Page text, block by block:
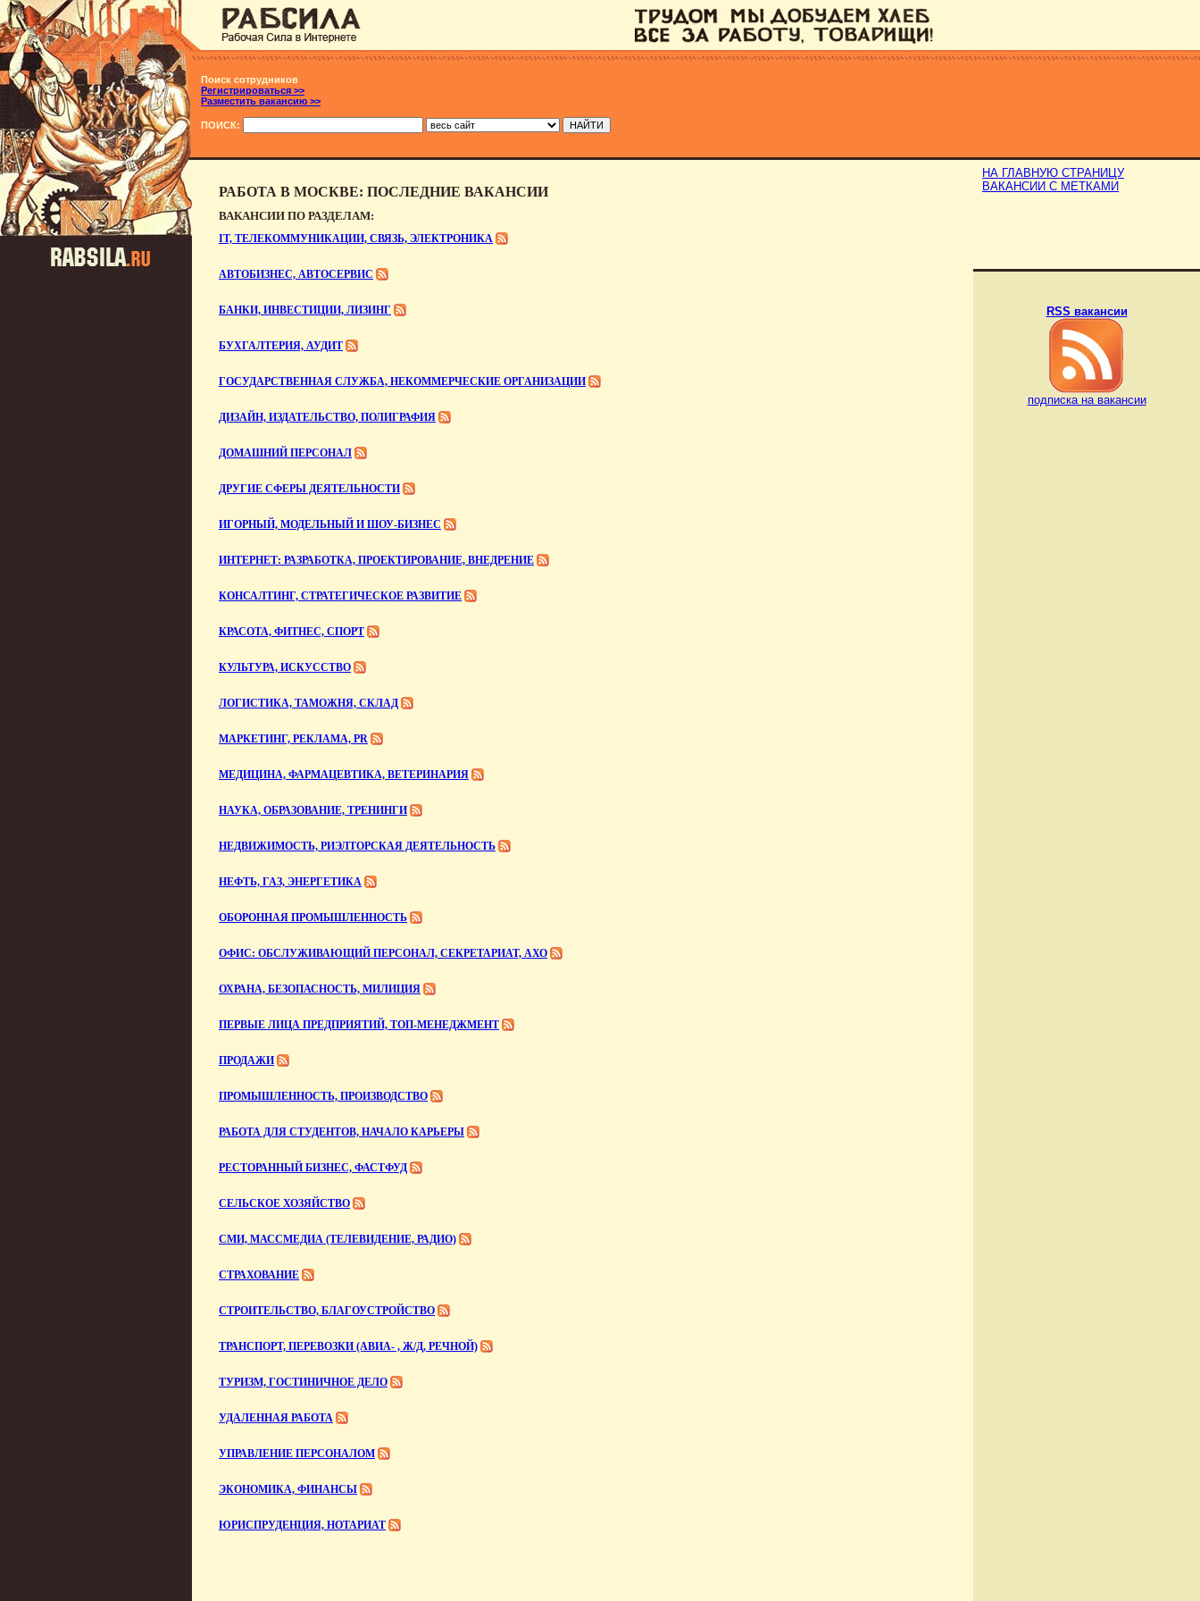
Поиск сотрудников
Регистрироваться >>
Разместить вакансию >>
ПОИСК:
РАБОТА В МОСКВЕ: ПОСЛЕДНИЕ ВАКАНСИИ
ВАКАНСИИ ПО РАЗДЕЛАМ:
IT, ТЕЛЕКОММУНИКАЦИИ, СВЯЗЬ, ЭЛЕКТРОНИКА
АВТОБИЗНЕС, АВТОСЕРВИС
БАНКИ, ИНВЕСТИЦИИ, ЛИЗИНГ
БУХГАЛТЕРИЯ, АУДИТ
ГОСУДАРСТВЕННАЯ СЛУЖБА, НЕКОММЕРЧЕСКИЕ ОРГАНИЗАЦИИ
ДИЗАЙН, ИЗДАТЕЛЬСТВО, ПОЛИГРАФИЯ
ДОМАШНИЙ ПЕРСОНАЛ
ДРУГИЕ СФЕРЫ ДЕЯТЕЛЬНОСТИ
ИГОРНЫЙ, МОДЕЛЬНЫЙ И ШОУ-БИЗНЕС
ИНТЕРНЕТ: РАЗРАБОТКА, ПРОЕКТИРОВАНИЕ, ВНЕДРЕНИЕ
КОНСАЛТИНГ, СТРАТЕГИЧЕСКОЕ РАЗВИТИЕ
КРАСОТА, ФИТНЕС, СПОРТ
КУЛЬТУРА, ИСКУССТВО
ЛОГИСТИКА, ТАМОЖНЯ, СКЛАД
МАРКЕТИНГ, РЕКЛАМА, PR
МЕДИЦИНА, ФАРМАЦЕВТИКА, ВЕТЕРИНАРИЯ
НАУКА, ОБРАЗОВАНИЕ, ТРЕНИНГИ
НЕДВИЖИМОСТЬ, РИЭЛТОРСКАЯ ДЕЯТЕЛЬНОСТЬ
НЕФТЬ, ГАЗ, ЭНЕРГЕТИКА
ОБОРОННАЯ ПРОМЫШЛЕННОСТЬ
ОФИС: ОБСЛУЖИВАЮЩИЙ ПЕРСОНАЛ, СЕКРЕТАРИАТ, АХО
ОХРАНА, БЕЗОПАСНОСТЬ, МИЛИЦИЯ
ПЕРВЫЕ ЛИЦА ПРЕДПРИЯТИЙ, ТОП-МЕНЕДЖМЕНТ
ПРОДАЖИ
ПРОМЫШЛЕННОСТЬ, ПРОИЗВОДСТВО
РАБОТА ДЛЯ СТУДЕНТОВ, НАЧАЛО КАРЬЕРЫ
РЕСТОРАННЫЙ БИЗНЕС, ФАСТФУД
СЕЛЬСКОЕ ХОЗЯЙСТВО
СМИ, МАССМЕДИА (ТЕЛЕВИДЕНИЕ, РАДИО)
СТРАХОВАНИЕ
СТРОИТЕЛЬСТВО, БЛАГОУСТРОЙСТВО
ТРАНСПОРТ, ПЕРЕВОЗКИ (АВИА- , Ж/Д, РЕЧНОЙ)
ТУРИЗМ, ГОСТИНИЧНОЕ ДЕЛО
УДАЛЕННАЯ РАБОТА
УПРАВЛЕНИЕ ПЕРСОНАЛОМ
ЭКОНОМИКА, ФИНАНСЫ
ЮРИСПРУДЕНЦИЯ, НОТАРИАТ
НА ГЛАВНУЮ СТРАНИЦУ
ВАКАНСИИ С МЕТКАМИ
RSS вакансии
подписка на вакансии